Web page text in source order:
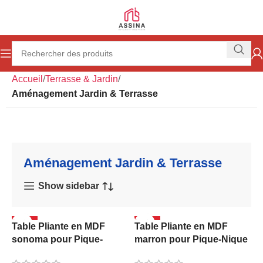
Accueil Terrasse & Jardin
Aménagement Jardin & Terrasse
Aménagement Jardin & Terrasse
Show sidebar
-40%
Table Pliante en MDF
sonoma pour Pique-
-46%
Table Pliante en MDF
marron pour Pique-Nique